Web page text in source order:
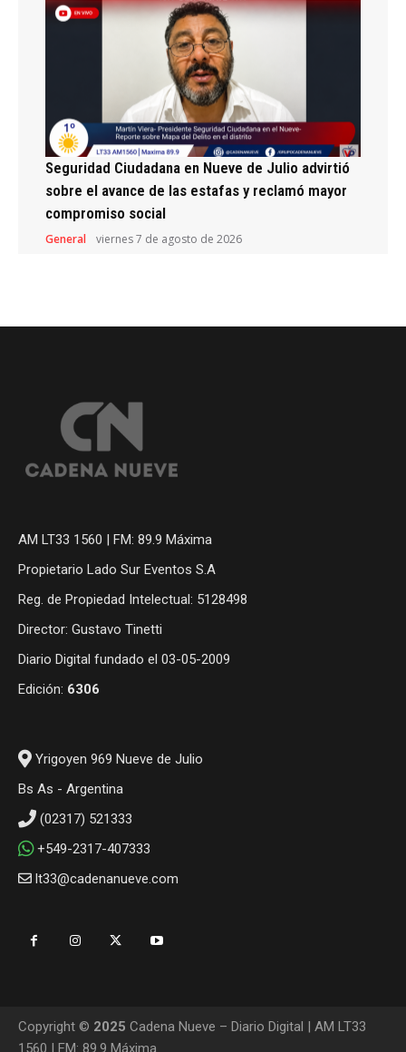
Seguridad Ciudadana en Nueve de Julio advirtió
sobre el avance de las estafas y reclamó mayor
compromiso social
General viernes 7 de agosto de 2026
AM LT33 1560 | FM: 89.9 Máxima
Propietario Lado Sur Eventos S.A
Reg. de Propiedad Intelectual: 5128498
Director: Gustavo Tinetti
Diario Digital fundado el 03-05-2009
Edición: 6306
Yrigoyen 969 Nueve de Julio
Bs As - Argentina
(02317) 521333
+549-2317-407333
lt33@cadenanueve.com
Copyright © 2025 Cadena Nueve – Diario Digital | AM LT33
1560 | FM: 89.9 Máxima